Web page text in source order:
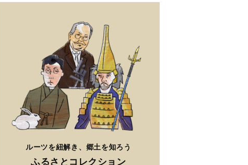
ルーツを紐解き、郷土を知ろう
ふるさとコレクション